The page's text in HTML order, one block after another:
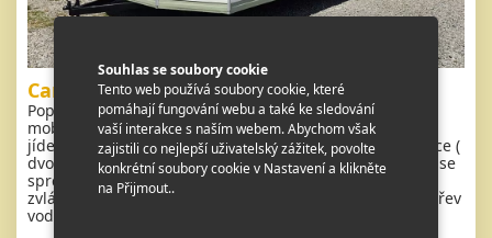
Souhlas se soubory cookie
Tento web používá soubory cookie, které
pomáhají fungování webu a také ke sledování
vaší interakce s naším webem. Abychom však
zajistili co nejlepší uživatelský zážitek, povolte
konkrétní soubory cookie v Nastavení a klikněte
na Přijmout..
Carnaby Rancho Grande
Popis: Extra široký, VELMI HEZKÝ, kompletně vybavený
mobilheim 11,1 x 3,7m se dvěma vchody. Obývací pokoj,
jídelní kout , kuchyň ve tvaru U včetně spotřebičů, ložnice (
dvoulůžko ) s umyvadlem, pokoj ( dvoulůžko ), koupelna se
sprchovým koutem se sedací vaničkou, wc s umyvadlem
zvlášť. Plynový krb + el. přímotopy, plynová karma na ohřev
vody.